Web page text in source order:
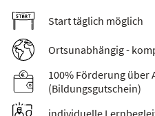
Start täglich möglich
Ortsunabhängig -
100% Förderung
(Bildungsgutschein)
individuelle